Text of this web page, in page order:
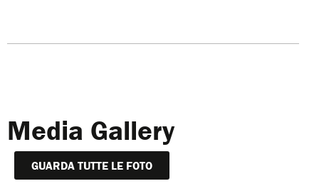
Media Gallery
GUARDA TUTTE LE FOTO